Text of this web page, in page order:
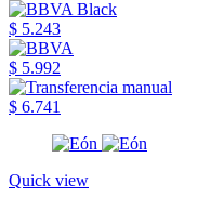
$ 5.243
$ 5.992
$ 6.741
Quick view